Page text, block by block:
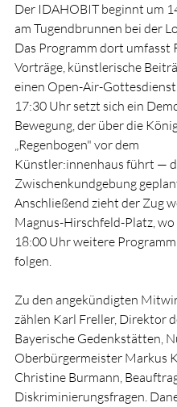
Der IDAHOBIT beginnt um
am Tugendbrunnen bei der
Das Programm dort umfasst
Vorträge, künstlerische
einen Open-Air-
17:30 Uhr setzt sich ein
Bewegung, der über die
„Regenbogen" vor dem
Künstler:innenhaus führt —
Zwischenkundgebung
Anschließend zieht der Zug
Magnus-Hirschfeld-Platz, wo
18:00 Uhr weitere
folgen.
Zu den angekündigten
zählen Karl Freller, Direktor
Bayerische Gedenkstätten,
Oberbürgermeister Markus
Christine Burmann,
Diskriminierungsfragen.